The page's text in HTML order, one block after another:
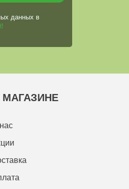
данных в